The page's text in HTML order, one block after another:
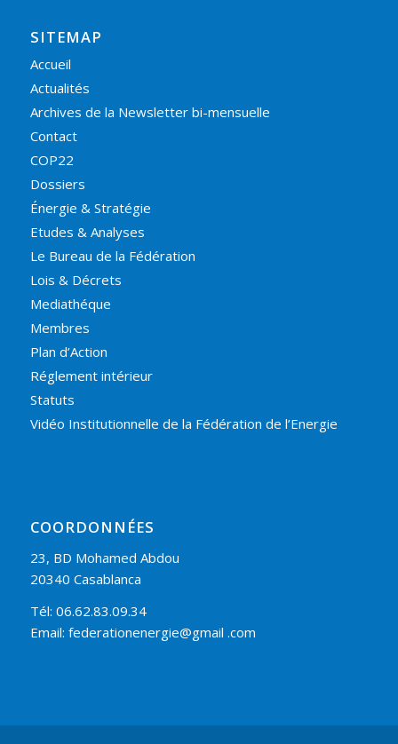
SITEMAP
Accueil
Actualités
Archives de la Newsletter bi-mensuelle
Contact
COP22
Dossiers
Énergie & Stratégie
Etudes & Analyses
Le Bureau de la Fédération
Lois & Décrets
Mediathéque
Membres
Plan d’Action
Réglement intérieur
Statuts
Vidéo Institutionnelle de la Fédération de l’Energie
COORDONNÉES
23, BD Mohamed Abdou
20340 Casablanca
Tél: 06.62.83.09.34
Email: federationenergie@gmail .com